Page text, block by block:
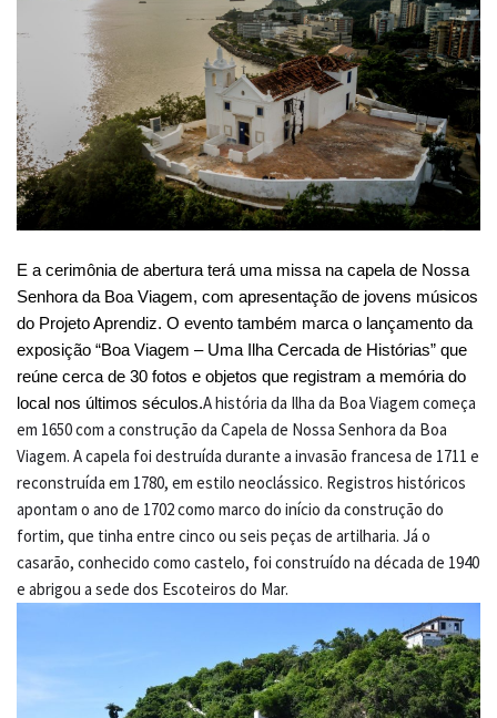
E a cerimônia de abertura terá uma missa na capela de Nossa
Senhora da Boa Viagem, com apresentação de jovens músicos
do Projeto Aprendiz. O evento também marca o lançamento da
exposição “Boa Viagem – Uma Ilha Cercada de Histórias” que
reúne cerca de 30 fotos e objetos que registram a memória do
local nos últimos séculos.A história da Ilha da Boa Viagem começa
em 1650 com a construção da Capela de Nossa Senhora da Boa
Viagem. A capela foi destruída durante a invasão francesa de 1711 e
reconstruída em 1780, em estilo neoclássico. Registros históricos
apontam o ano de 1702 como marco do início da construção do
fortim, que tinha entre cinco ou seis peças de artilharia. Já o
casarão, conhecido como castelo, foi construído na década de 1940
e abrigou a sede dos Escoteiros do Mar.